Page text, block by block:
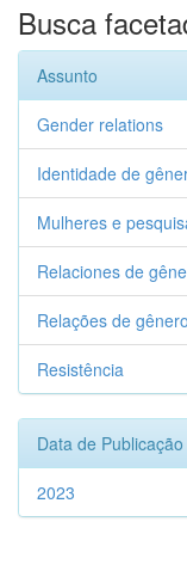
Busca
Assunto
Gender relations
Identidade de
Mulheres e
Relaciones de
Relações de gênero
Resistência
Data de Publicação
2023